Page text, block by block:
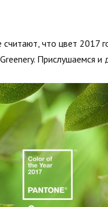
считают, что цвет 2017
Прислушаемся и